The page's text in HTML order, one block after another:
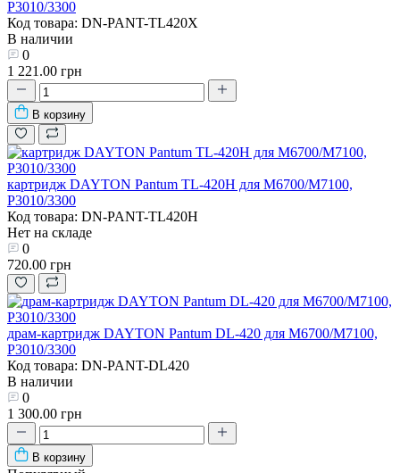
P3010/3300
Код товара: DN-PANT-TL420X
В наличии
0
1 221.00 грн
В корзину
картридж DAYTON Pantum TL-420H для M6700/M7100,
P3010/3300
Код товара: DN-PANT-TL420H
Нет на складе
0
720.00 грн
драм-картридж DAYTON Pantum DL-420 для M6700/M7100,
P3010/3300
Код товара: DN-PANT-DL420
В наличии
0
1 300.00 грн
В корзину